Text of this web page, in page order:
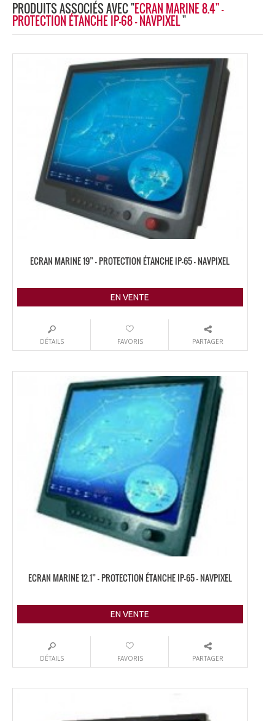
PRODUITS ASSOCIÉS AVEC "ECRAN MARINE 8.4'' -
PROTECTION ÉTANCHE IP-68 - NAVPIXEL"
ECRAN MARINE 19” – PROTECTION ÉTANCHE IP-65 – NAVPIXEL
EN VENTE
DÉTAILS FAVORIS PARTAGER
ECRAN MARINE 12.1” – PROTECTION ÉTANCHE IP-65 – NAVPIXEL
EN VENTE
DÉTAILS FAVORIS PARTAGER